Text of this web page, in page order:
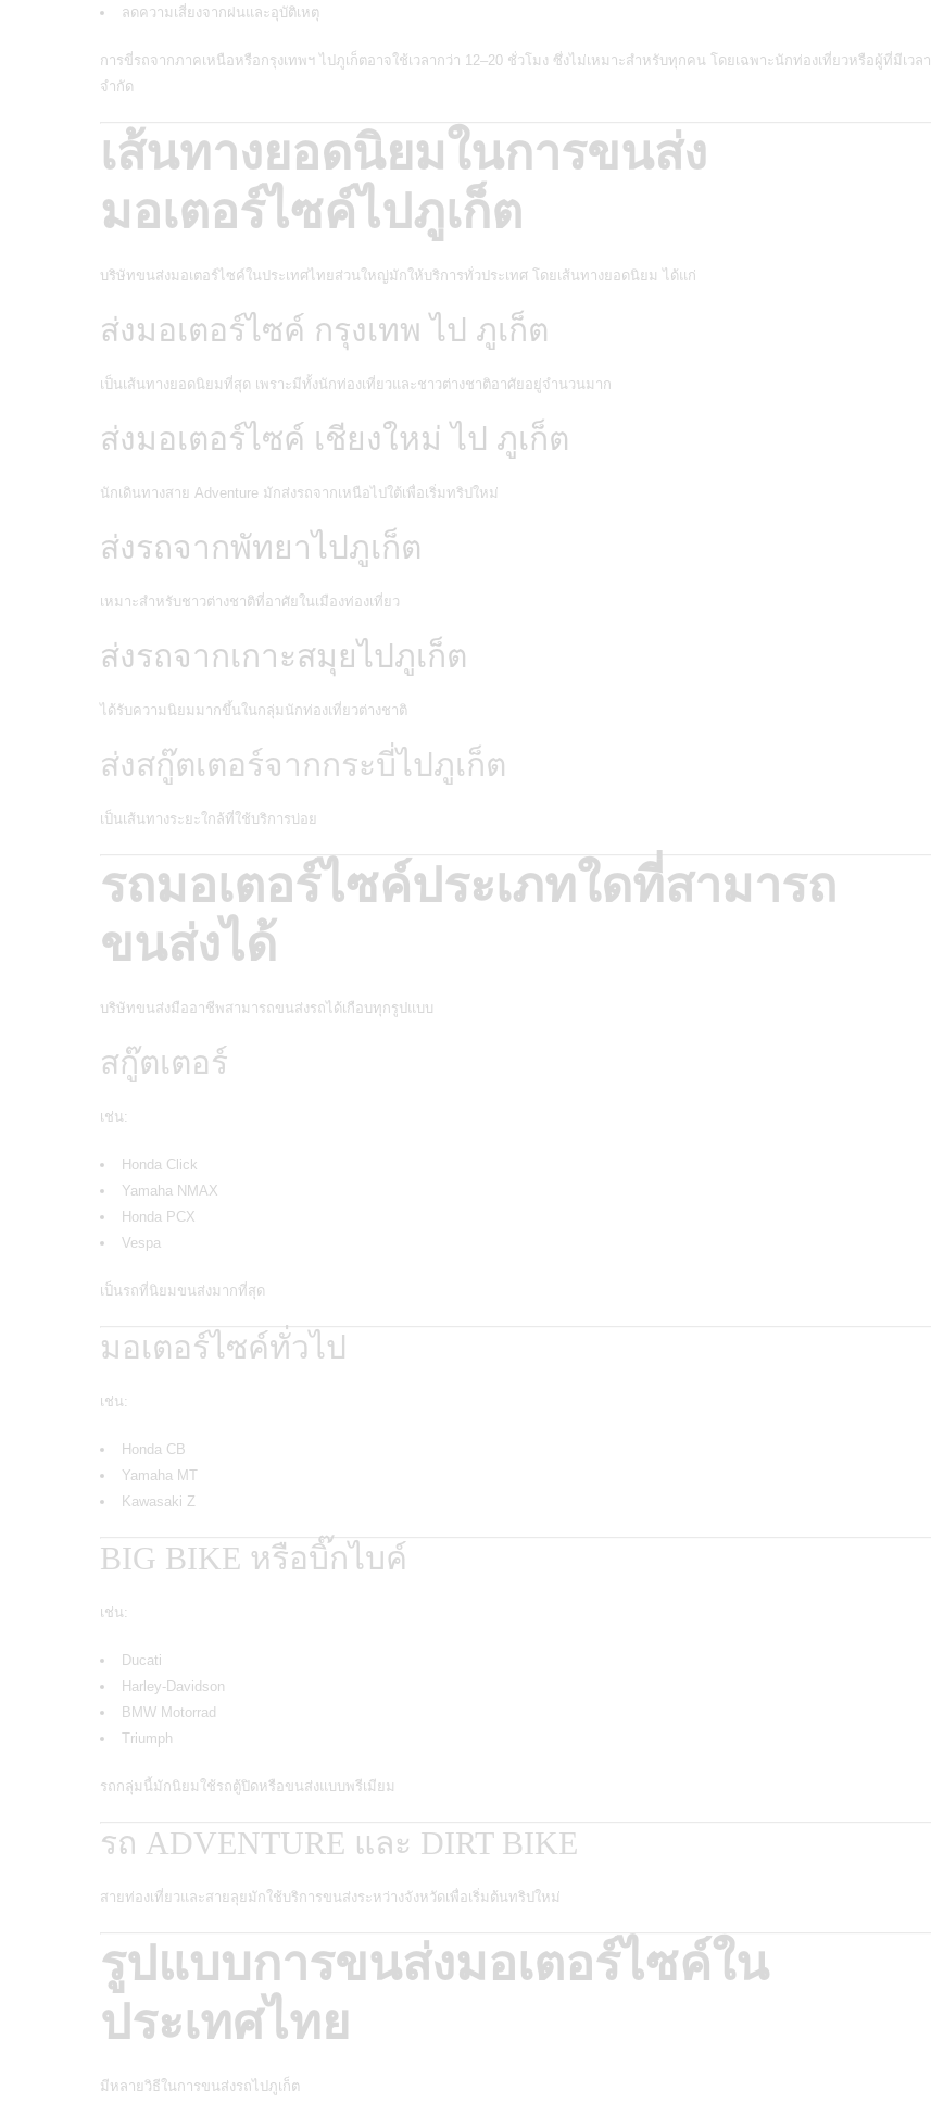
ลดความเสี่ยงจากฝนและอุบัติเหตุ
การขี่รถจากภาคเหนือหรือกรุงเทพฯ ไปภูเก็ตอาจใช้เวลากว่า 12–20 ชั่วโมง ซึ่งไม่เหมาะสำหรับทุกคน โดยเฉพาะนักท่องเที่ยวหรือผู้ที่มีเวลา
จำกัด
เส้นทางยอดนิยมในการขนส่ง
มอเตอร์ไซค์ไปภูเก็ต
บริษัทขนส่งมอเตอร์ไซค์ในประเทศไทยส่วนใหญ่มักให้บริการทั่วประเทศ โดยเส้นทางยอดนิยม ได้แก่
ส่งมอเตอร์ไซค์ กรุงเทพ ไป ภูเก็ต
เป็นเส้นทางยอดนิยมที่สุด เพราะมีทั้งนักท่องเที่ยวและชาวต่างชาติอาศัยอยู่จำนวนมาก
ส่งมอเตอร์ไซค์ เชียงใหม่ ไป ภูเก็ต
นักเดินทางสาย Adventure มักส่งรถจากเหนือไปใต้เพื่อเริ่มทริปใหม่
ส่งรถจากพัทยาไปภูเก็ต
เหมาะสำหรับชาวต่างชาติที่อาศัยในเมืองท่องเที่ยว
ส่งรถจากเกาะสมุยไปภูเก็ต
ได้รับความนิยมมากขึ้นในกลุ่มนักท่องเที่ยวต่างชาติ
ส่งสกู๊ตเตอร์จากกระบี่ไปภูเก็ต
เป็นเส้นทางระยะใกล้ที่ใช้บริการบ่อย
รถมอเตอร์ไซค์ประเภทใดที่สามารถ
ขนส่งได้
บริษัทขนส่งมืออาชีพสามารถขนส่งรถได้เกือบทุกรูปแบบ
สกู๊ตเตอร์
เช่น:
Honda Click
Yamaha NMAX
Honda PCX
Vespa
เป็นรถที่นิยมขนส่งมากที่สุด
มอเตอร์ไซค์ทั่วไป
เช่น:
Honda CB
Yamaha MT
Kawasaki Z
BIG BIKE หรือบิ๊กไบค์
เช่น:
Ducati
Harley-Davidson
BMW Motorrad
Triumph
รถกลุ่มนี้มักนิยมใช้รถตู้ปิดหรือขนส่งแบบพรีเมียม
รถ ADVENTURE และ DIRT BIKE
สายท่องเที่ยวและสายลุยมักใช้บริการขนส่งระหว่างจังหวัดเพื่อเริ่มต้นทริปใหม่
รูปแบบการขนส่งมอเตอร์ไซค์ใน
ประเทศไทย
มีหลายวิธีในการขนส่งรถไปภูเก็ต